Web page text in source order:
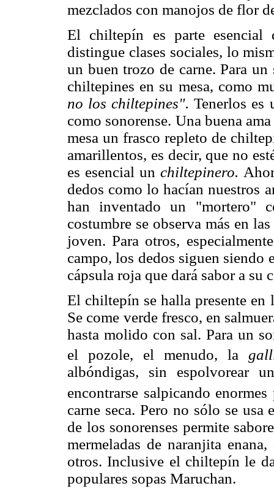
mezclados con manojos de flor
El chiltepín es parte esencial
distingue clases sociales, lo
un buen trozo de carne. Para
chiltepines en su mesa, como
no los chiltepines".Tenerlos es
como sonorense. Una buena
mesa un frasco repleto de
amarillentos, es decir, que no
es esencial un chiltepinero.
dedos como lo hacían nuestros
han inventado un "mortero"
costumbre se observa más en
joven. Para otros,
campo, los dedos siguen siendo
cápsula roja que dará sabor a su
El chiltepín se halla presente en
Se come verde fresco, en
hasta molido con sal. Para un
el pozole, el menudo, la
albóndigas, sin espolvorear
encontrarse salpicando
carne seca. Pero no sólo se
de los sonorenses permite
mermeladas de naranjita
otros. Inclusive el chiltepín le
populares sopas Maruchan.